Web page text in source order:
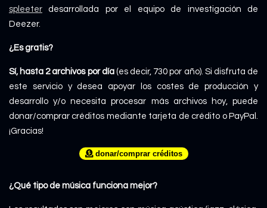
spleeterdesarrollada por el equipo de investigación de
Deezer.
¿Es gratis?
Sí, hasta 2 archivos por día(es decir, 730 por año). Si disfruta de
este servicio y desea apoyar los costes de producción y
desarrollo y/o necesita procesar más archivos hoy, puede
donar/comprar créditos mediante tarjeta de crédito o PayPal.
¡Gracias!
donar/comprar créditos
¿Qué tipo de música funciona mejor?